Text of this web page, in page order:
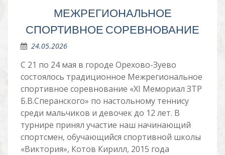
МЕЖРЕГИОНАЛЬНОЕ
СПОРТИВНОЕ СОРЕВНОВАНИЕ
24.05.2026
С 21 по 24 мая в городе Орехово-Зуево
состоялось традиционное Межрегиональное
спортивное соревнование «XI Мемориал ЗТР
Б.В.Сперанского» по настольному теннису
среди мальчиков и девочек до 12 лет. В
турнире принял участие наш начинающий
спортсмен, обучающийся спортивной школы
«Виктория», Котов Кирилл, 2015 года